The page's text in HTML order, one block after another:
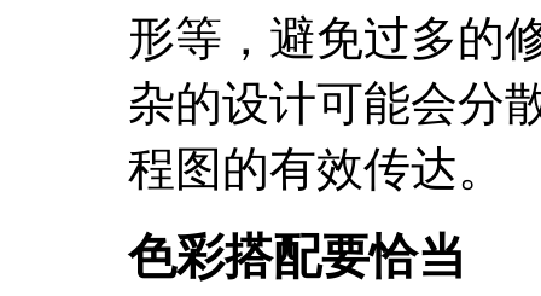
形等，避免过多的
杂的设计可能会分
程图的有效传达。
色彩搭配要恰当